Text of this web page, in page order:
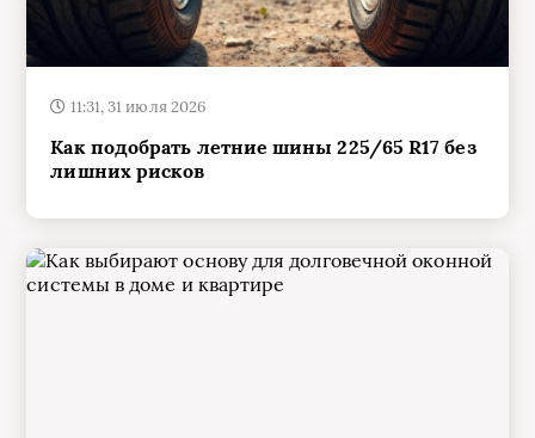
11:31, 31 июля 2026
Как подобрать летние шины 225/65 R17 без
лишних рисков